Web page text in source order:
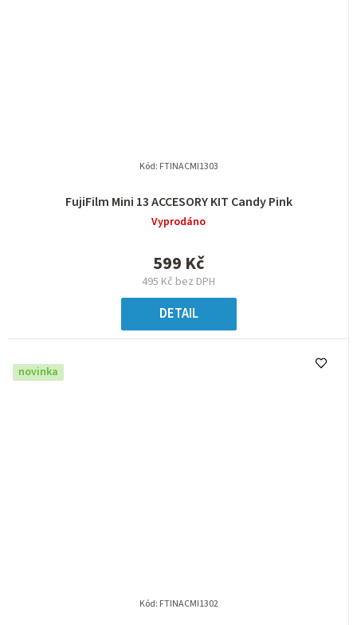
FujiFilm Mini 13 ACCESORY KIT Candy Pink
Vyprodáno
495 Kč bez DPH
599 Kč
DETAIL
Kód: FTINACMI1303
novinka
Kód: FTINACMI1302